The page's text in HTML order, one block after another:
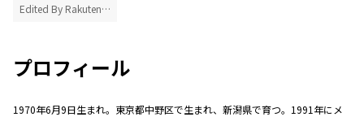
Edited By Rakuten Music
プロフィール
1970年6月9日生まれ。東京都中野区で生まれ、新潟県で育つ。1991年にメ